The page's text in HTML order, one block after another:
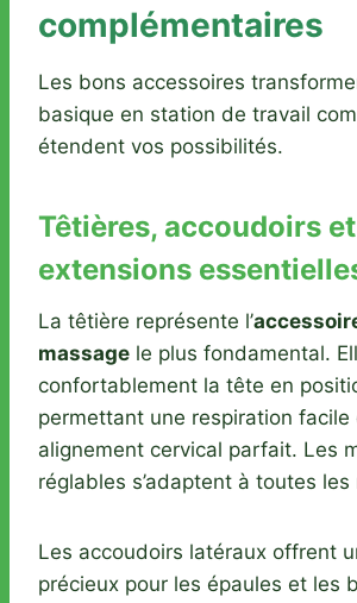
complémentaires
Les bons accessoires
basique en station de travail
étendent vos possibilités.
Têtières, accoudoirs
extensions
La têtière représente l’
massage le plus fondamental.
confortablement la tête en
permettant une respiration facile
alignement cervical parfait. Les
réglables s’adaptent à toutes
Les accoudoirs latéraux offrent
précieux pour les épaules et les